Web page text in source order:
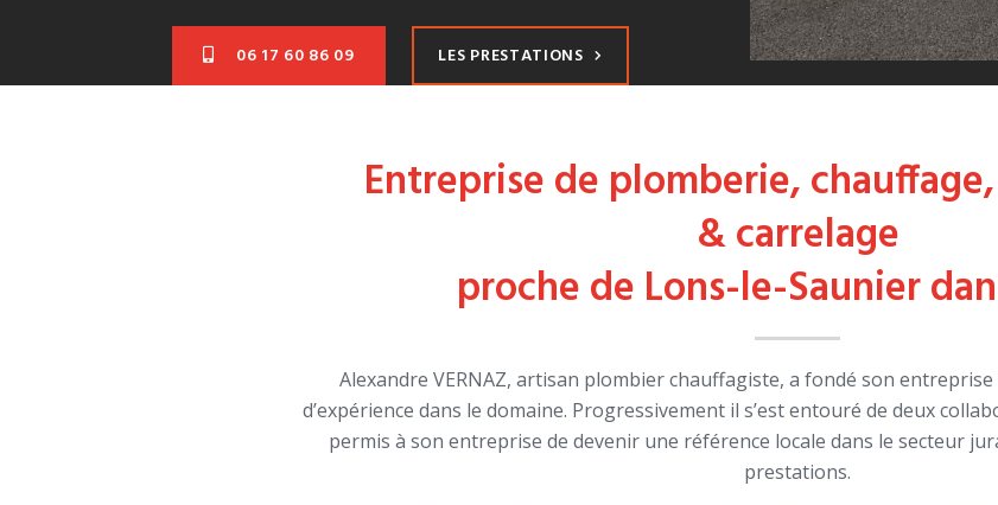
06 17 60 86 09 LES PRESTATIONS
Entreprise de plomberie,
& carrelage
proche de Lons-le-Saunier
Alexandre VERNAZ, artisan plombier chauffagiste, a fondé son
d’expérience dans le domaine. Progressivement il s’est entouré de deux
permis à son entreprise de devenir une référence locale dans le secteur
prestations.